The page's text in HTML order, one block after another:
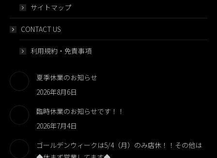
サイトマップ
CONTACT US
利用規約・免責事項
夏季休業のお知らせ
2026年8月6日
臨時休業のお知らせです！！
2026年7月4日
ゴールデンウィークは5/4（月）のみ店休！！その他は